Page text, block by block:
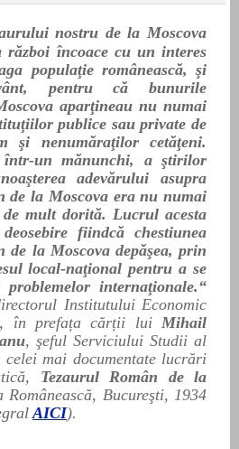
nostru de la Moscova
război încoace cu un interes
populaţie românească, şi
pentru că bunurile
aparţineau nu numai
publice sau private de
şi nenumăraţilor cetăţeni.
într-un mănunchi, a ştirilor
adevărului asupra
de la Moscova era nu numai
mult dorită. Lucrul acesta
fiindcă chestiunea
de la Moscova depăşea, prin
local-naţional pentru a se
internaţionale.“
Institutului Economic
în prefața cărții lui Mihail
, şeful Serviciului Studii al
mai documentate lucrări
Tezaurul Român de la
Românească, Bucureşti, 1934
AICI).